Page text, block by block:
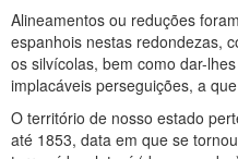
Alineamentos ou reduções
espanhois nestas redondezas,
os silvícolas, bem como dar-
implacáveis perseguições, a
O território de nosso estado
até 1853, data em que se